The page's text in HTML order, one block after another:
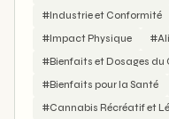
#Industrie et Conformité
#Impact Physique
#Bienfaits et Dosages du
#Bienfaits pour la Santé
#Cannabis Récréatif et